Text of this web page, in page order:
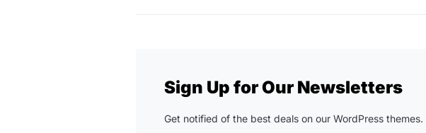
Sign Up for Our Newsletters
Get notified of the best deals on our WordPress themes.